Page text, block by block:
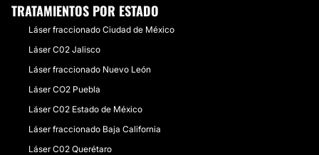
TRATAMIENTOS POR ESTADO
Láser fraccionado Ciudad de México
Láser C02 Jalisco
Láser fraccionado Nuevo León
Láser CO2 Puebla
Láser C02 Estado de México
Láser fraccionado Baja California
Láser C02 Querétaro